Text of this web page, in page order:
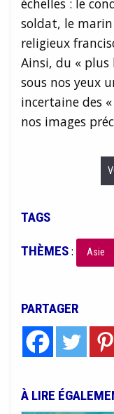
soldat, le
religieux
Ainsi, du «
sous nos yeux
incertaine des
nos images
TAGS
THÈMES: Asie
PARTAGER
À LIRE